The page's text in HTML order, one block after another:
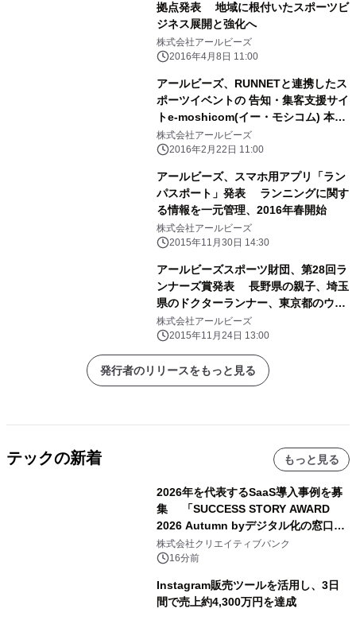
拠点発表 地域に根付いたスポーツビ
ジネス展開と強化へ
株式会社アールビーズ
2016年4月8日 11:00
アールビーズ、RUNNETと連携したス
ポーツイベントの 告知・集客支援サイ
トe-moshicom(イー・モシコム) 本日
オープン
株式会社アールビーズ
2016年2月22日 11:00
アールビーズ、スマホ用アプリ「ラン
パスポート」発表 ランニングに関す
る情報を一元管理、2016年春開始
株式会社アールビーズ
2015年11月30日 14:30
アールビーズスポーツ財団、第28回ラ
ンナーズ賞発表 長野県の親子、埼玉
県のドクターランナー、東京都のウル
トラランナー
株式会社アールビーズ
2015年11月24日 13:00
発行者のリリースをもっと見る
テックの新着 もっと見る
2026年を代表するSaaS導入事例を募
集 「SUCCESS STORY AWARD
2026 Autumn byデジタル化の窓口」
開催
株式会社クリエイティブバンク
16分前
Instagram販売ツールを活用し、3日
間で売上約4,300万円を達成